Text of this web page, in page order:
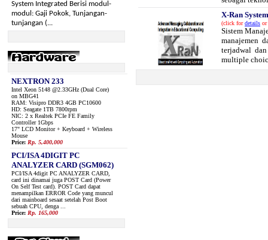
System Integrated Berisi modul-
modul: Gaji Pokok, Tunjangan-
tunjangan (...
NEXTRON 233
Intel Xeon 5148 @2.33GHz (Dual Core)
on MBG41
RAM: Visipro DDR3 4GB PC10600
HD: Seagate 1TB 7800rpm
NIC: 2 x Realtek PCIe FE Family
Controller 1Gbps
17" LCD Monitor + Keyboard + Wireless
Mouse
Price: Rp. 5,400,000
PCI/ISA 4DIGIT PC
ANALYZER CARD (SGM062)
PCI/ISA 4digit PC ANALYZER CARD,
card ini dinamai juga POST Card (Power
On Self Test card). POST Card dapat
menampilkan ERROR Code yang muncul
dari mainboard sesaat setelah Post Boot
sebuah CPU, denga ...
Price: Rp. 165,000
X-Ran System
(click fordetails
Sistem
manajemen
terjadwal
multiple